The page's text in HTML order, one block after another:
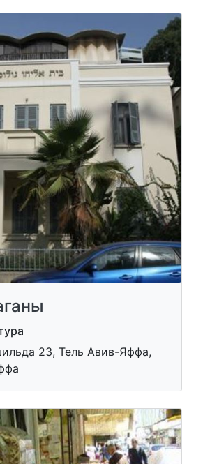
23, Тель Авив-Яффа,